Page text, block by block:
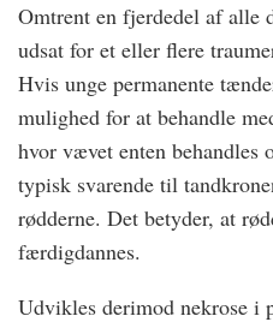
Omtrent en fjerdedel af alle
udsat for et eller flere
Hvis unge permanente
mulighed for at behandle
hvor vævet enten behandles
typisk svarende til
rødderne. Det betyder, at
færdigdannes.
Udvikles derimod nekrose i